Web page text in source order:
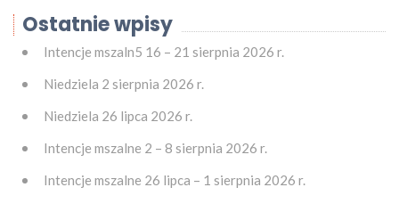
Ostatnie wpisy
Intencje mszaln5 16 – 21 sierpnia 2026 r.
Niedziela 2 sierpnia 2026 r.
Niedziela 26 lipca 2026 r.
Intencje mszalne 2 – 8 sierpnia 2026 r.
Intencje mszalne 26 lipca – 1 sierpnia 2026 r.